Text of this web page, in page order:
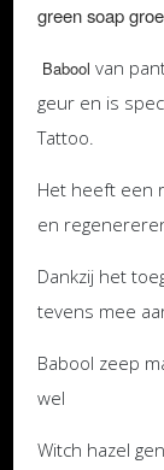
green soap
Babool van
geur en is
Tattoo.
Het heeft een
en
Dankzij het
tevens mee
Babool zeep
wel
Witch hazel